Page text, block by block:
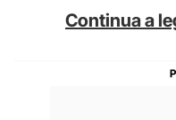
Continua a